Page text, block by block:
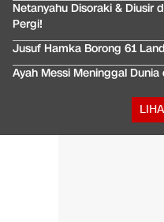
Netanyahu Disoraki & Diusir
Pergi!
Jusuf Hamka Borong 61
Ayah Messi Meninggal Dunia